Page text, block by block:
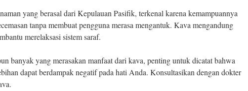
yang berasal dari Kepulauan Pasifik, terkenal karena kemampuannya
tanpa membuat pengguna merasa mengantuk. Kava mengandung
merelaksasi sistem saraf.
banyak yang merasakan manfaat dari kava, penting untuk dicatat bahwa
dapat berdampak negatif pada hati Anda. Konsultasikan dengan dokter